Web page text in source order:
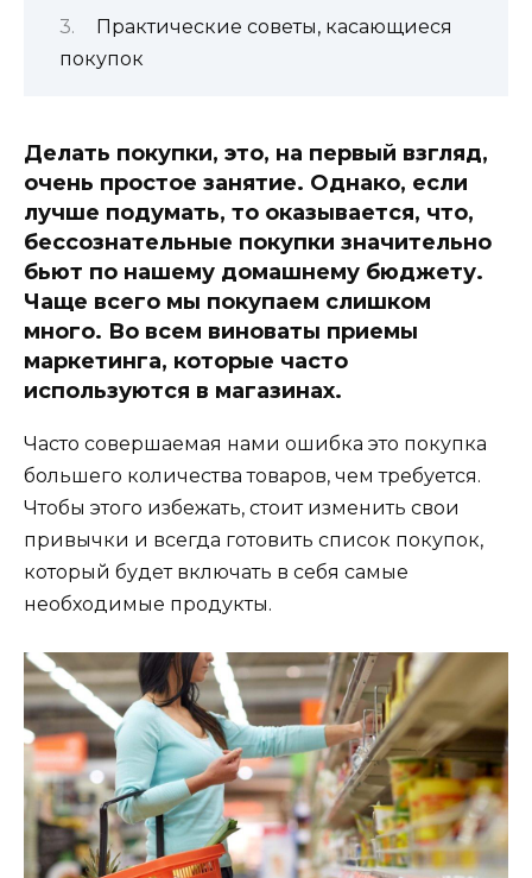
Практические советы, касающиеся
покупок
Делать покупки, это, на первый взгляд,
очень простое занятие. Однако, если
лучше подумать, то оказывается, что,
бессознательные покупки значительно
бьют по нашему домашнему бюджету.
Чаще всего мы покупаем слишком
много. Во всем виноваты приемы
маркетинга, которые часто
используются в магазинах.
Часто совершаемая нами ошибка это покупка
большего количества товаров, чем требуется.
Чтобы этого избежать, стоит изменить свои
привычки и всегда готовить список покупок,
который будет включать в себя самые
необходимые продукты.